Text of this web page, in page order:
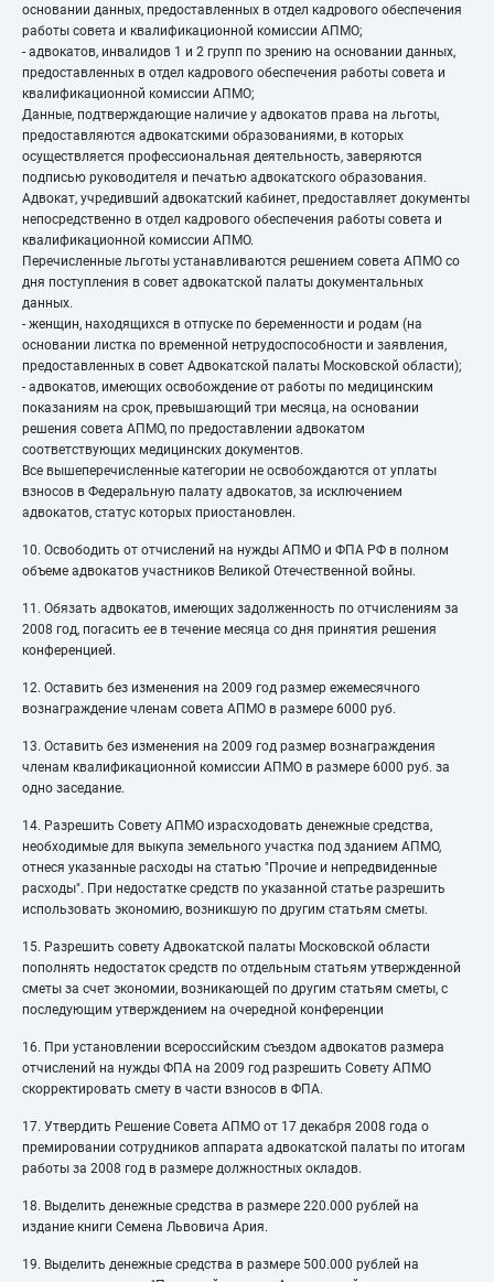
основании данных, предоставленных в отдел кадрового обеспечения
работы совета и квалификационной комиссии АПМО;
- адвокатов, инвалидов 1 и 2 групп по зрению на основании данных,
предоставленных в отдел кадрового обеспечения работы совета и
квалификационной комиссии АПМО;
Данные, подтверждающие наличие у адвокатов права на льготы,
предоставляются адвокатскими образованиями, в которых
осуществляется профессиональная деятельность, заверяются
подписью руководителя и печатью адвокатского образования.
Адвокат, учредивший адвокатский кабинет, предоставляет документы
непосредственно в отдел кадрового обеспечения работы совета и
квалификационной комиссии АПМО.
Перечисленные льготы устанавливаются решением совета АПМО со
дня поступления в совет адвокатской палаты документальных
данных.
- женщин, находящихся в отпуске по беременности и родам (на
основании листка по временной нетрудоспособности и заявления,
предоставленных в совет Адвокатской палаты Московской области);
- адвокатов, имеющих освобождение от работы по медицинским
показаниям на срок, превышающий три месяца, на основании
решения совета АПМО, по предоставлении адвокатом
соответствующих медицинских документов.
Все вышеперечисленные категории не освобождаются от уплаты
взносов в Федеральную палату адвокатов, за исключением
адвокатов, статус которых приостановлен.
10. Освободить от отчислений на нужды АПМО и ФПА РФ в полном
объеме адвокатов участников Великой Отечественной войны.
11. Обязать адвокатов, имеющих задолженность по отчислениям за
2008 год, погасить ее в течение месяца со дня принятия решения
конференцией.
12. Оставить без изменения на 2009 год размер ежемесячного
вознаграждение членам совета АПМО в размере 6000 руб.
13. Оставить без изменения на 2009 год размер вознаграждения
членам квалификационной комиссии АПМО в размере 6000 руб. за
одно заседание.
14. Разрешить Совету АПМО израсходовать денежные средства,
необходимые для выкупа земельного участка под зданием АПМО,
отнеся указанные расходы на статью "Прочие и непредвиденные
расходы". При недостатке средств по указанной статье разрешить
использовать экономию, возникшую по другим статьям сметы.
15. Разрешить совету Адвокатской палаты Московской области
пополнять недостаток средств по отдельным статьям утвержденной
сметы за счет экономии, возникающей по другим статьям сметы, с
последующим утверждением на очередной конференции
16. При установлении всероссийским съездом адвокатов размера
отчислений на нужды ФПА на 2009 год разрешить Совету АПМО
скорректировать смету в части взносов в ФПА.
17. Утвердить Решение Совета АПМО от 17 декабря 2008 года о
премировании сотрудников аппарата адвокатской палаты по итогам
работы за 2008 год в размере должностных окладов.
18. Выделить денежные средства в размере 220.000 рублей на
издание книги Семена Львовича Ария.
19. Выделить денежные средства в размере 500.000 рублей на